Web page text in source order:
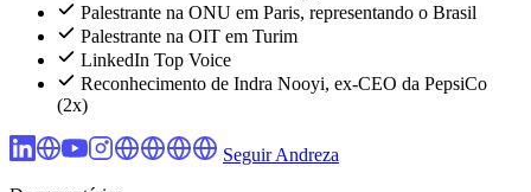
Palestrante na ONU em Paris, representando o Brasil
Palestrante na OIT em Turim
LinkedIn Top Voice
Reconhecimento de Indra Nooyi, ex-CEO da PepsiCo
(2x)
Seguir Andreza